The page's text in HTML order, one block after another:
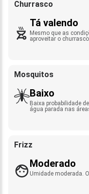
Churrasco
Tá valendo
Mesmo que as
aproveitar o
Mosquitos
Baixo
Baixa probabilidade
água parada nas
Frizz
Moderado
Umidade moderada.